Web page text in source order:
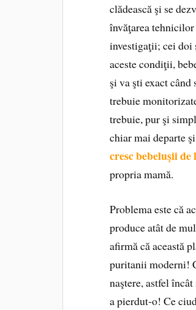
clădească şi se
învăţarea tehnicilor
investigaţii; cei doi
aceste condiţii,
şi va şti exact când
trebuie
trebuie, pur şi
chiar mai departe
cresc bebeluşii
propria mamă.
Problema este că
produce atât de
afirmă că această
puritanii moderni!
naştere, astfel
a pierdut-o! Ce